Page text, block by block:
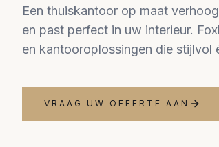
Een thuiskantoor op maat
en past perfect in uw interieur.
en kantooroplossingen die stijlvol
VRAAG UW OFFERTE AAN